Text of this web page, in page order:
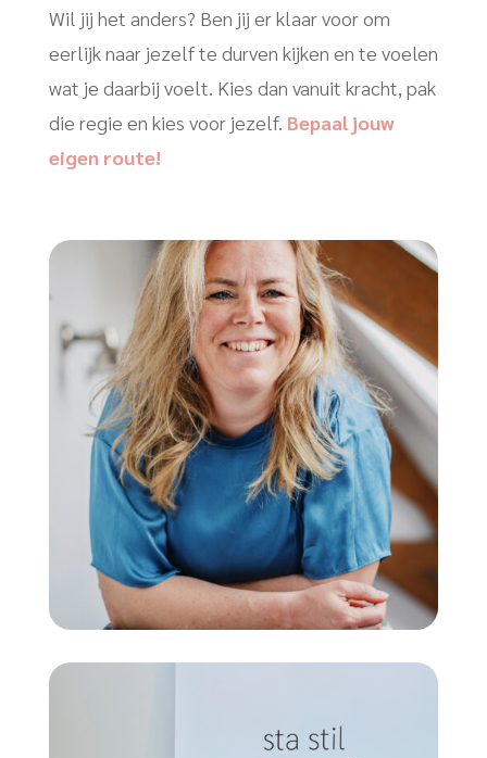
Wil jij het anders? Ben jij er klaar voor om
eerlijk naar jezelf te durven kijken en te voelen
wat je daarbij voelt. Kies dan vanuit kracht, pak
die regie en kies voor jezelf. Bepaal jouw
eigen route!